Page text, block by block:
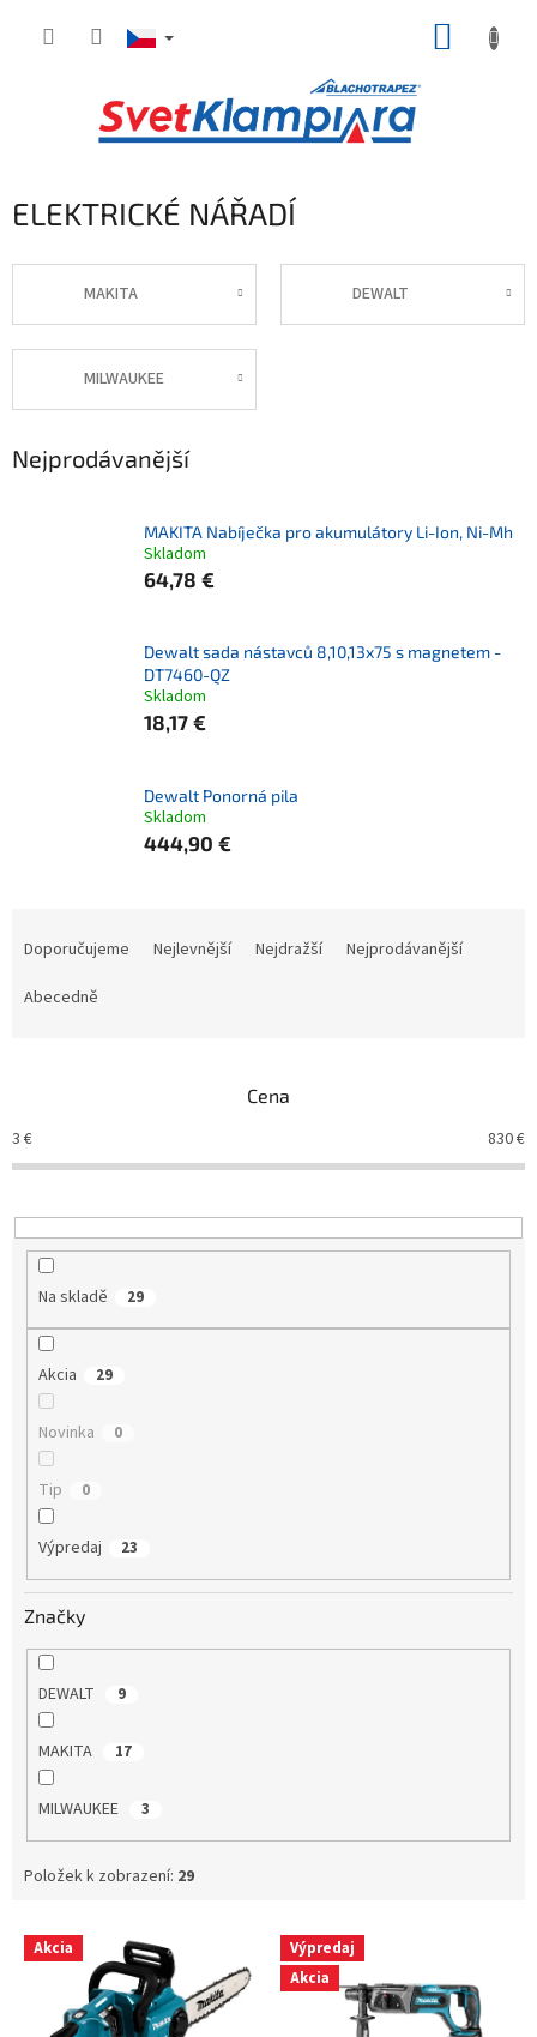
ELEKTRICKÉ NÁŘADÍ
MAKITA DEWALT
MILWAUKEE
Nejprodávanější
MAKITA Nabíječka pro akumulátory Li-Ion, Ni-Mh
Skladom
64,78 €
Dewalt sada nástavců 8,10,13x75 s magnetem -
DT7460-QZ
Skladom
18,17 €
Dewalt Ponorná pila
Skladom
444,90 €
o
d
k
t
Doporučujeme Nejlevnější Nejdražší
Nejprodávanější
Abecedně
Cena
3 € 830€
Na skladě 29
Akcia 29
Novinka 0
Tip 0
Výpredaj 23
Značky
DEWALT 9
MAKITA 17
MILWAUKEE 3
Položek k zobrazení: 29
V Akcia
Výpredaj
Akcia